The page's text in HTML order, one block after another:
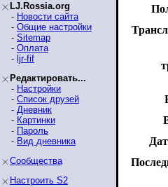
LJ.Rossia.org
- Новости сайта
- Общие настройки
- Sitemap
- Оплата
- ljr-fif
Редактировать...
- Настройки
- Список друзей
- Дневник
- Картинки
- Пароль
- Вид дневника
Сообщества
Настроить S2